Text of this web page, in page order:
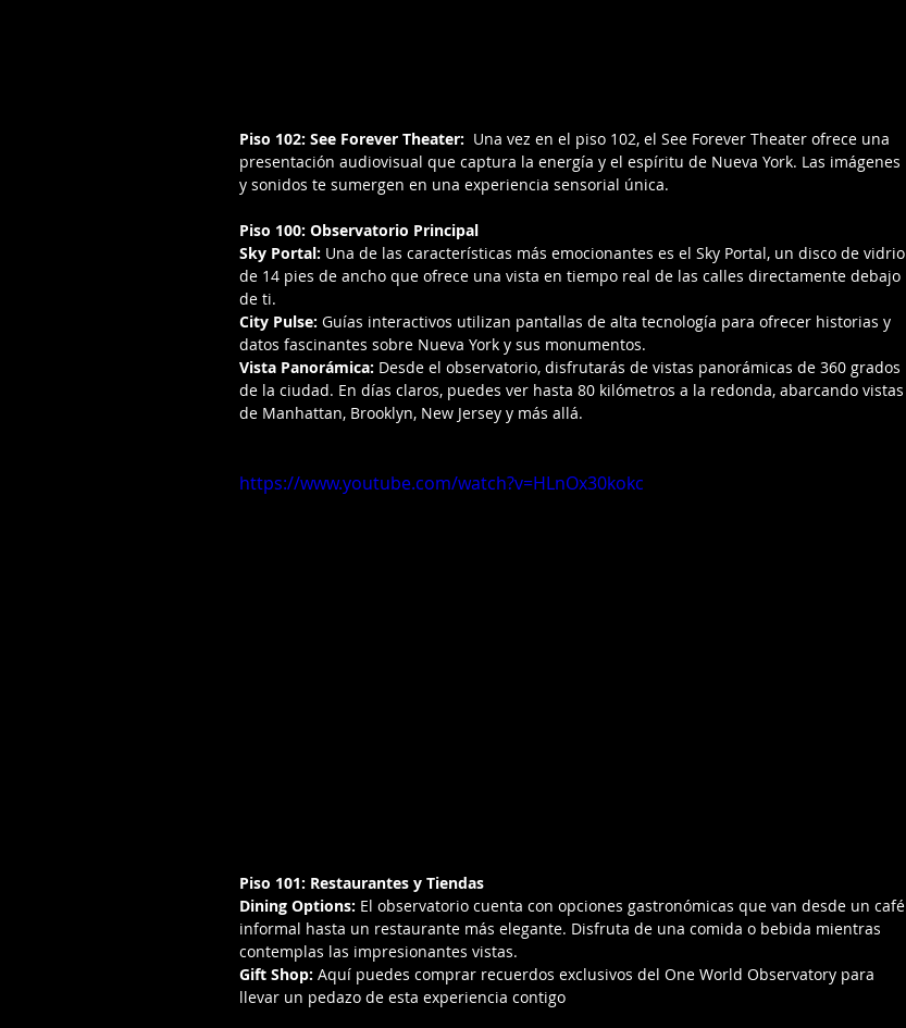
Piso 102: See Forever Theater: Una vez en el piso 102, el See Forever Theater ofrece una
presentación audiovisual que captura la energía y el espíritu de Nueva York. Las imágenes
y sonidos te sumergen en una experiencia sensorial única.
Piso 100: Observatorio Principal
Sky Portal: Una de las características más emocionantes es el Sky Portal, un disco de vidrio
de 14 pies de ancho que ofrece una vista en tiempo real de las calles directamente debajo
de ti.
City Pulse: Guías interactivos utilizan pantallas de alta tecnología para ofrecer historias y
datos fascinantes sobre Nueva York y sus monumentos.
Vista Panorámica: Desde el observatorio, disfrutarás de vistas panorámicas de 360 grados
de la ciudad. En días claros, puedes ver hasta 80 kilómetros a la redonda, abarcando vistas
de Manhattan, Brooklyn, New Jersey y más allá.
https://www.youtube.com/watch?v=HLnOx30kokc
Piso 101: Restaurantes y Tiendas
Dining Options: El observatorio cuenta con opciones gastronómicas que van desde un café
informal hasta un restaurante más elegante. Disfruta de una comida o bebida mientras
contemplas las impresionantes vistas.
Gift Shop: Aquí puedes comprar recuerdos exclusivos del One World Observatory para
llevar un pedazo de esta experiencia contigo